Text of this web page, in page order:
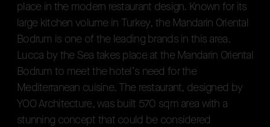
p ace in the modern restaurant design. Known for its
arge kitchen vo ume in Turkey, the Mandarin Orienta
Bodrum is one of the eading brands in this area.
Lucca by the Sea takes p ace at the Mandarin Orienta
Bodrum to meet the hote ’s need for the
Mediterranean cuisine. The restaurant, designed by
YOO Architecture, was built 570 sqm area with a
stunning concept that cou d be considered